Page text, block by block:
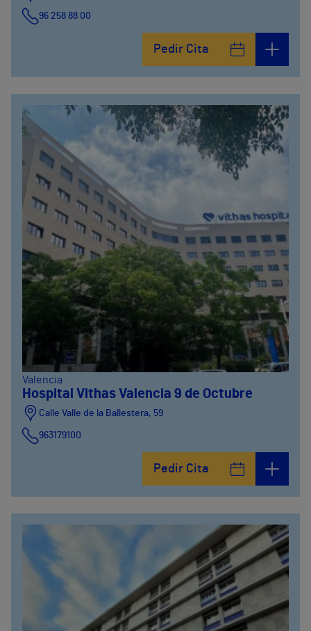
96 258 88 00
Pedir Cita
Valencia
Hospital Vithas Valencia 9 de Octubre
Calle Valle de la Ballestera, 59
963179100
Pedir Cita